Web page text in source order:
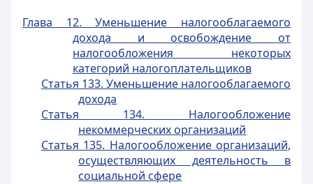
Глава 12. Уменьшение налогооблагаемого
дохода и освобождение от
налогообложения некоторых
категорий налогоплательщиков
Статья 133. Уменьшение налогооблагаемого
дохода
Статья 134. Налогообложение
некоммерческих организаций
Статья 135. Налогообложение организаций,
осуществляющих деятельность в
социальной сфере